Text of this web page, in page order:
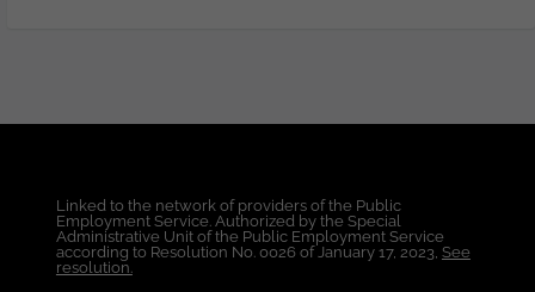
candidato. Horario: Lunes a viernes, con
disponibilidad para atender
requerimientos fuera del horario
Linked to the network of providers of the Public
Employment Service. Authorized by the Special
Administrative Unit of the Public Employment Service
according to Resolution No. 0026 of January 17, 2023, See
resolution.